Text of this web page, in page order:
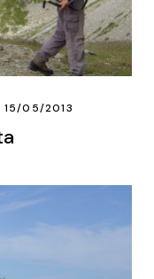
15/05/2013